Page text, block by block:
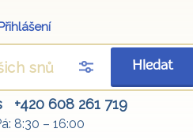
Hledat
+420 608 261 719
8:30 – 16:00